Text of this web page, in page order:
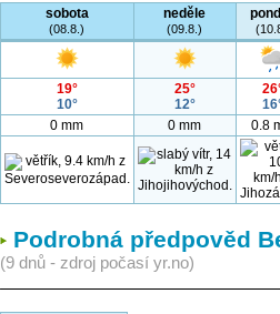
sobota
(08.8.)
neděle
(09.8.)
19°
10°
25°
12°
0 mm
0 mm 0.8
Podrobná předpověd
(9 dnů - zdroj počasí yr.no)